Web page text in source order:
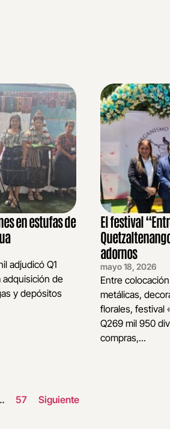
en estufas de
adjudicó Q1
adquisición de
y depósitos
El festival
adornos
mayo 18, 2026
Entre
metálicas,
florales, festival
Q269 mil 950
compras,...
57 Siguiente